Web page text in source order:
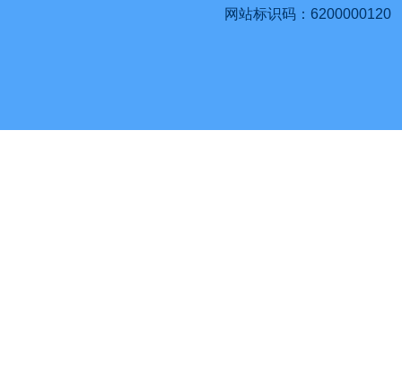
网站标识码：6200000120